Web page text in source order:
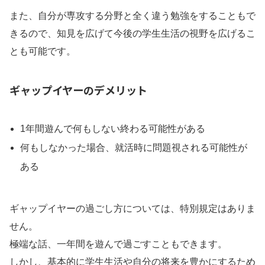
また、自分が専攻する分野と全く違う勉強をすることもで
きるので、知見を広げて今後の学生生活の視野を広げるこ
とも可能です。
ギャップイヤーのデメリット
1年間遊んで何もしない終わる可能性がある
何もしなかった場合、就活時に問題視される可能性が
ある
ギャップイヤーの過ごし方については、特別規定はありま
せん。
極端な話、一年間を遊んで過ごすこともできます。
しかし、基本的に学生生活や自分の将来を豊かにするため